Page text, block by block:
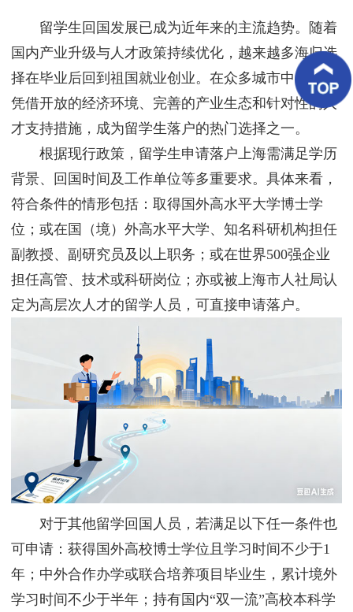
案
客
好
新
闻
资
讯
联
系
我
们
留学生回国发展已成为近年来的主流趋势。随着
国内产业升级与人才政策持续优化，越来越多海归选
择在毕业后回到祖国就业创业。在众多城市中，上海
凭借开放的经济环境、完善的产业生态和针对性的人
才支持措施，成为留学生落户的热门选择之一。
根据现行政策，留学生申请落户上海需满足学历
背景、回国时间及工作单位等多重要求。具体来看，
符合条件的情形包括：取得国外高水平大学博士学
位；或在国（境）外高水平大学、知名科研机构担任
副教授、副研究员及以上职务；或在世界500强企业
担任高管、技术或科研岗位；亦或被上海市人社局认
定为高层次人才的留学人员，可直接申请落户。
对于其他留学回国人员，若满足以下任一条件也
可申请：获得国外高校博士学位且学习时间不少于1
年；中外合作办学或联合培养项目毕业生，累计境外
学习时间不少于半年；持有国内“双一流”高校本科学